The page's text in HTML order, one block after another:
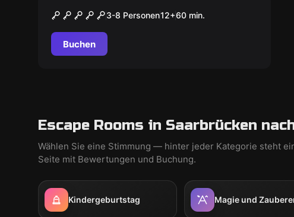
WINTER CASTLE
3-8 Personen12+60 min.
Buchen
Escape Rooms in Saarbrücken
Wählen Sie eine Stimmung — hinter jeder Kategorie steht
Seite mit Bewertungen und Buchung.
Kindergeburtstag Magie und